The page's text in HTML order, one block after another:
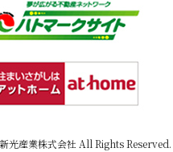
光産業株式会社 All Rights Reserved.